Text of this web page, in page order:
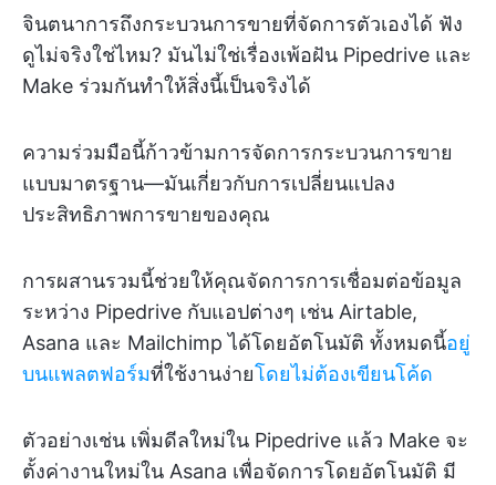
จินตนาการถึงกระบวนการขายที่จัดการตัวเองได้ ฟัง
ดูไม่จริงใช่ไหม? มันไม่ใช่เรื่องเพ้อฝัน Pipedrive และ
Make ร่วมกันทำให้สิ่งนี้เป็นจริงได้
ความร่วมมือนี้ก้าวข้ามการจัดการกระบวนการขาย
แบบมาตรฐาน—มันเกี่ยวกับการเปลี่ยนแปลง
ประสิทธิภาพการขายของคุณ
การผสานรวมนี้ช่วยให้คุณจัดการการเชื่อมต่อข้อมูล
ระหว่าง Pipedrive กับแอปต่างๆ เช่น Airtable,
Asana และ Mailchimp ได้โดยอัตโนมัติ ทั้งหมดนี้อยู่
บนแพลตฟอร์มที่ใช้งานง่ายโดยไม่ต้องเขียนโค้ด
ตัวอย่างเช่น เพิ่มดีลใหม่ใน Pipedrive แล้ว Make จะ
ตั้งค่างานใหม่ใน Asana เพื่อจัดการโดยอัตโนมัติ มี